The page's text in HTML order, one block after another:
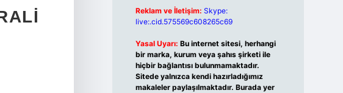
Reklam ve İletişim: Skype:
live:.cid.575569c608265c69
Yasal Uyarı: Bu internet sitesi, herhangi
bir marka, kurum veya şahıs şirketi ile
hiçbir bağlantısı bulunmamaktadır.
Sitede yalnızca kendi hazırladığımız
makaleler paylaşılmaktadır. Burada yer